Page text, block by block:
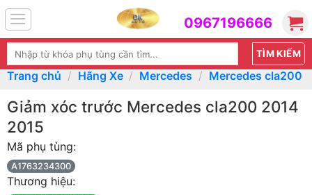
Skip
to
content
0967196666
Trang chủ / Hãng Xe / Mercedes / Mercedes cla200
Giảm xóc trước Mercedes cla200 2014
2015
Mã phụ tùng:
A1763234300
Thương hiệu: